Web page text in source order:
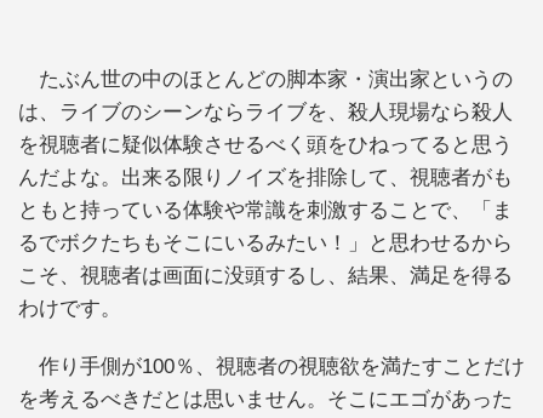
たぶん世の中のほとんどの脚本家・演出家というの
は、ライブのシーンならライブを、殺人現場なら殺人
を視聴者に疑似体験させるべく頭をひねってると思う
んだよな。出来る限りノイズを排除して、視聴者がも
ともと持っている体験や常識を刺激することで、「ま
るでボクたちもそこにいるみたい！」と思わせるから
こそ、視聴者は画面に没頭するし、結果、満足を得る
わけです。
作り手側が100％、視聴者の視聴欲を満たすことだけ
を考えるべきだとは思いません。そこにエゴがあった